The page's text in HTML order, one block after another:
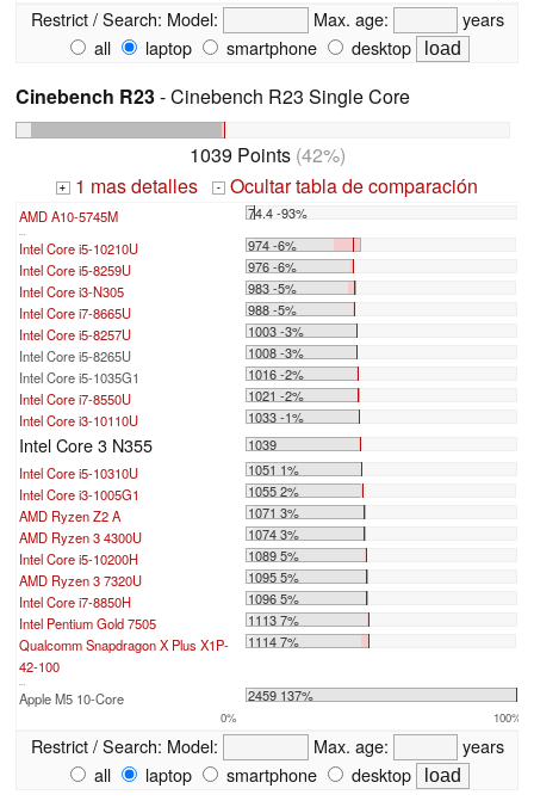
Restrict / Search: Model: Max. age:
years
all
laptop smartphone desktop
Cinebench R23- Cinebench R23 Single Core
1039 Points(42%)
+ 1 mas detalles - Ocultar tabla de comparación
AMD A10-5745M 74.4 -93%
Intel Core i5-10210U
974 -6%
Intel Core i5-8259U
976 -6%
Intel Core i3-N305
983 -5%
Intel Core i7-8665U
988 -5%
Intel Core i5-8257U
1003 -3%
Intel Core i5-8265U
1008 -3%
Intel Core i5-1035G1
1016 -2%
Intel Core i7-8550U
1021 -2%
Intel Core i3-10110U
1033 -1%
Intel Core 3 N355
1039
Intel Core i5-10310U
1051 1%
Intel Core i3-1005G1
1055 2%
AMD Ryzen Z2 A
1071 3%
AMD Ryzen 3 4300U
1074 3%
Intel Core i5-10200H
1089 5%
AMD Ryzen 3 7320U
1095 5%
Intel Core i7-8850H
1096 5%
Intel Pentium Gold 7505
1113 7%
Qualcomm Snapdragon X Plus X1P-
42-100
1114 7%
Apple M5 10-Core 2459 137%
0% 100%
Restrict / Search: Model: Max. age:
years
all
laptop smartphone desktop